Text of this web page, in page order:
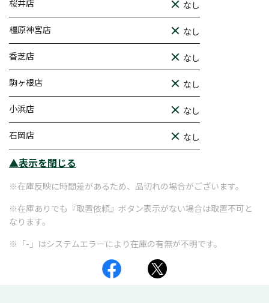
桜井店 なし
橿原神宮店 なし
香芝店 なし
駒ヶ根店 なし
小浜店 なし
石岡店 なし
▲表示を閉じる
※在庫反映に時間差があるため、品切れの場合がございます。
※在庫ありでも『取置依頼』ボタン表示がない場合は取置不可と
なります。
※「-」はシステムエラーにより在庫の有無が不明です。